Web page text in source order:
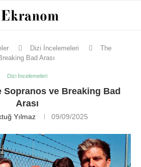
Dizi İncelemeleri
The
Bad Arası
Dizi İncelemeleri
Sopranos ve Breaking Bad
Arası
Yılmaz 09/09/2025